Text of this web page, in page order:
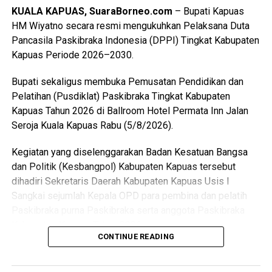
ujarnya. (Ujg/SB)
Views: 22
Bagikan ke
WhatsApp 0 Facebook 0
Messenger 0 Twitter/X
KUALA KAPUAS, SuaraBorneo.com – Bupati Kapuas
HM Wiyatno secara resmi mengukuhkan Pelaksana Duta
Pancasila Paskibraka Indonesia (DPPI) Tingkat Kabupaten
Kapuas Periode 2026–2030.
Bupati sekaligus membuka Pemusatan Pendidikan dan
Pelatihan (Pusdiklat) Paskibraka Tingkat Kabupaten
Kapuas Tahun 2026 di Ballroom Hotel Permata Inn Jalan
Seroja Kuala Kapuas Rabu (5/8/2026).
Kegiatan yang diselenggarakan Badan Kesatuan Bangsa
dan Politik (Kesbangpol) Kabupaten Kapuas tersebut
dihadiri Sekretaris Daerah Kabupaten Kapuas Usis I
Sangkai sejumlah Kepala OPD para pembina dan pelatih
Kabupaten Kapuas Tahun 2026.
Kabupaten Kapuas berkomitmen mewujudkan
CONTINUE READING